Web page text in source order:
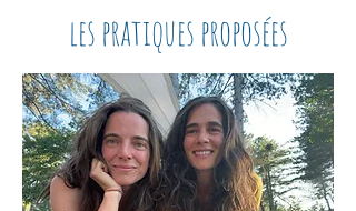
les pratiques proposées